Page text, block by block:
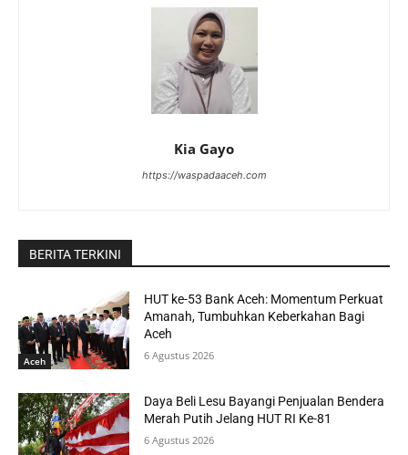
Kia Gayo
https://waspadaaceh.com
BERITA TERKINI
Aceh
HUT ke-53 Bank Aceh: Momentum Perkuat
Amanah, Tumbuhkan Keberkahan Bagi
Aceh
6 Agustus 2026
Daya Beli Lesu Bayangi Penjualan Bendera
Merah Putih Jelang HUT RI Ke-81
6 Agustus 2026